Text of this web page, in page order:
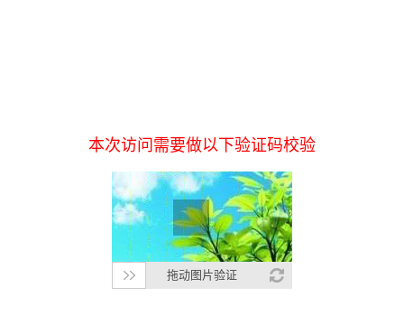
本次访问需要做以下验证码校验
拖动图片验证